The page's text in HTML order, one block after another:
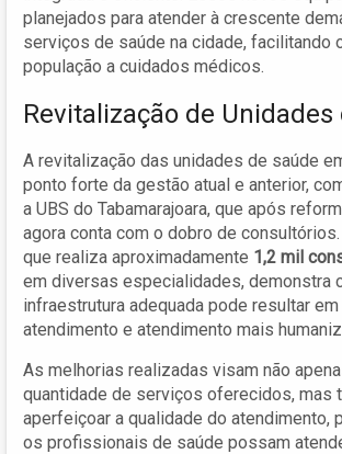
planejados para atender à crescente
serviços de saúde na cidade, facilitando
população a cuidados médicos.
Revitalização de Unidades
A revitalização das unidades de saúde
ponto forte da gestão atual e anterior,
a UBS do Tabamarajoara, que após
agora conta com o dobro de
que realiza aproximadamente 1,2 mil
em diversas especialidades, demonstra
infraestrutura adequada pode resultar
atendimento e atendimento mais
As melhorias realizadas visam não
quantidade de serviços oferecidos, mas
aperfeiçoar a qualidade do atendimento,
os profissionais de saúde possam